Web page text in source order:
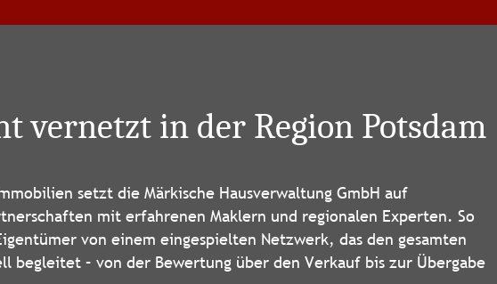
vernetzt in der Region Potsdam
setzt die Märkische Hausverwaltung GmbH auf
mit erfahrenen Maklern und regionalen Experten. So
von einem eingespielten Netzwerk, das den gesamten
begleitet – von der Bewertung über den Verkauf bis zur Übergabe